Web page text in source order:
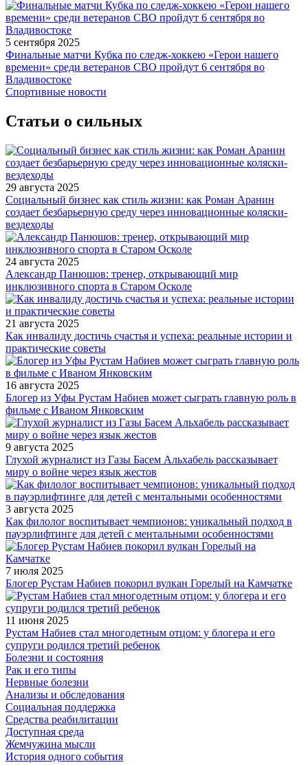
5 сентября 2025
Финальные матчи Кубка по следж-хоккею «Герои нашего
времени» среди ветеранов СВО пройдут 6 сентября во
Владивостоке
Спортивные новости
Статьи о сильных
29 августа 2025
Социальный бизнес как стиль жизни: как Роман Аранин
создает безбарьерную среду через инновационные коляски-
вездеходы
24 августа 2025
Александр Панюшов: тренер, открывающий мир
инклюзивного спорта в Старом Осколе
21 августа 2025
Как инвалиду достичь счастья и успеха: реальные истории и
практические советы
16 августа 2025
Блогер из Уфы Рустам Набиев может сыграть главную роль в
фильме с Иваном Янковским
9 августа 2025
Глухой журналист из Газы Басем Альхабель рассказывает
миру о войне через язык жестов
3 августа 2025
Как филолог воспитывает чемпионов: уникальный подход в
пауэрлифтинге для детей с ментальными особенностями
7 июля 2025
Блогер Рустам Набиев покорил вулкан Горелый на Камчатке
11 июня 2025
Рустам Набиев стал многодетным отцом: у блогера и его
супруги родился третий ребенок
Болезни и состояния
Рак и его типы
Нервные болезни
Анализы и обследования
Социальная поддержка
Средства реабилитации
Доступная среда
Жемчужина мысли
История одного события